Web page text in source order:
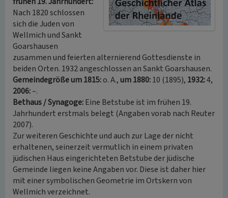
Nach 1820 schlossen
sich die Juden von
Wellmich und Sankt
Goarshausen
zusammen und feierten alternierend Gottesdienste in
beiden Orten. 1932 angeschlossen an Sankt Goarshausen.
Gemeindegröße um 1815:o. A.,um 1880:10 (1895), 1932:4,
2006:–.
Bethaus / Synagoge:Eine Betstube ist im frühen 19.
Jahrhundert erstmals belegt (Angaben vorab nach Reuter
2007).
Zur weiteren Geschichte und auch zur Lage der nicht
erhaltenen, seinerzeit vermutlich in einem privaten
jüdischen Haus eingerichteten Betstube der jüdische
Gemeinde liegen keine Angaben vor. Diese ist daher hier
mit einer symbolischen Geometrie im Ortskern von
Wellmich verzeichnet.